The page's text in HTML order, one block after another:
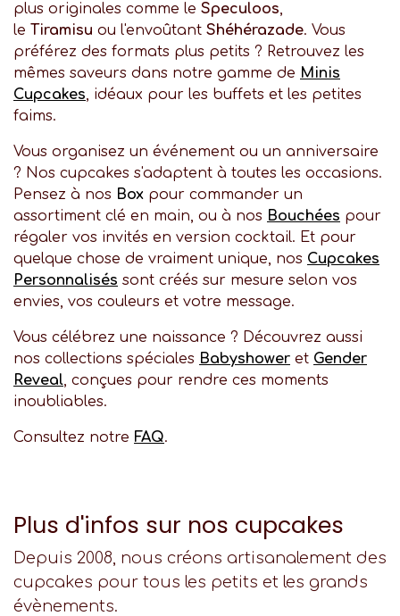
plus originales comme le Speculoos,
le Tiramisu ou l'envoûtant Shéhérazade. Vous
préférez des formats plus petits ? Retrouvez les
mêmes saveurs dans notre gamme de Minis
Cupcakes, idéaux pour les buffets et les petites
faims.
Vous organisez un événement ou un anniversaire
? Nos cupcakes s'adaptent à toutes les occasions.
Pensez à nos Box pour commander un
assortiment clé en main, ou à nos Bouchées pour
régaler vos invités en version cocktail. Et pour
quelque chose de vraiment unique, nos Cupcakes
Personnalisés sont créés sur mesure selon vos
envies, vos couleurs et votre message.
Vous célébrez une naissance ? Découvrez aussi
nos collections spéciales Babyshower et Gender
Reveal, conçues pour rendre ces moments
inoubliables.
Consultez notre FAQ.
Plus d'infos sur nos cupcakes
Depuis 2008, nous créons artisanalement des
cupcakes pour tous les petits et les grands
évènements.